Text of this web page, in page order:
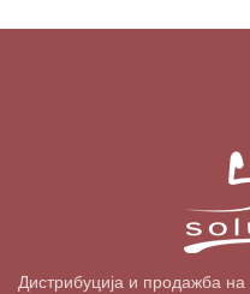
Дистрибуција и продажба